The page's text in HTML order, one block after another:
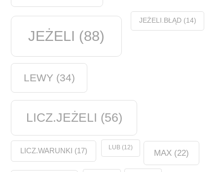
JEŻELI (88)
JEŻELI.BŁĄD(14)
LEWY (34)
LICZ.JEŻELI (56)
LICZ.WARUNKI (17) LUB(12)
MAX(22)